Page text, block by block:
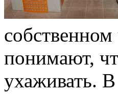
понимают,
ухаживать.